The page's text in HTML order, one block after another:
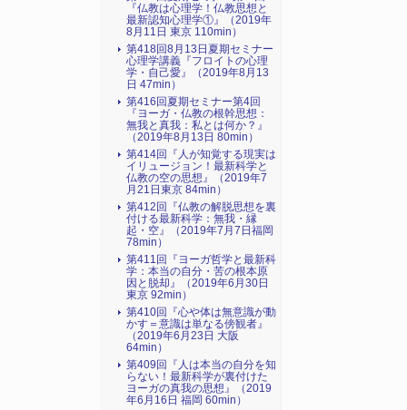
『仏教は心理学！仏教思想と
最新認知心理学①』（2019年
8月11日 東京 110min）
第418回8月13日夏期セミナー
心理学講義『フロイトの心理
学・自己愛』（2019年8月13
日 47min）
第416回夏期セミナー第4回
『ヨーガ・仏教の根幹思想：
無我と真我：私とは何か？』
（2019年8月13日 80min）
第414回『人が知覚する現実は
イリュージョン！最新科学と
仏教の空の思想』（2019年7
月21日東京 84min）
第412回『仏教の解脱思想を裏
付ける最新科学：無我・縁
起・空』（2019年7月7日福岡
78min）
第411回『ヨーガ哲学と最新科
学：本当の自分・苦の根本原
因と脱却』（2019年6月30日
東京 92min）
第410回『心や体は無意識が動
かす＝意識は単なる傍観者』
（2019年6月23日 大阪
64min）
第409回『人は本当の自分を知
らない！最新科学が裏付けた
ヨーガの真我の思想』（2019
年6月16日 福岡 60min）